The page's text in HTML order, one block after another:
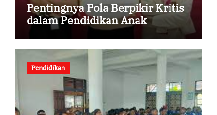
Pentingnya Pola Berpikir Kritis
dalam Pendidikan Anak
Pendidikan